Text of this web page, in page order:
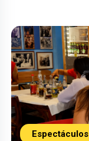
Espectáculos